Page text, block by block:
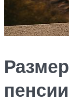
пенсии